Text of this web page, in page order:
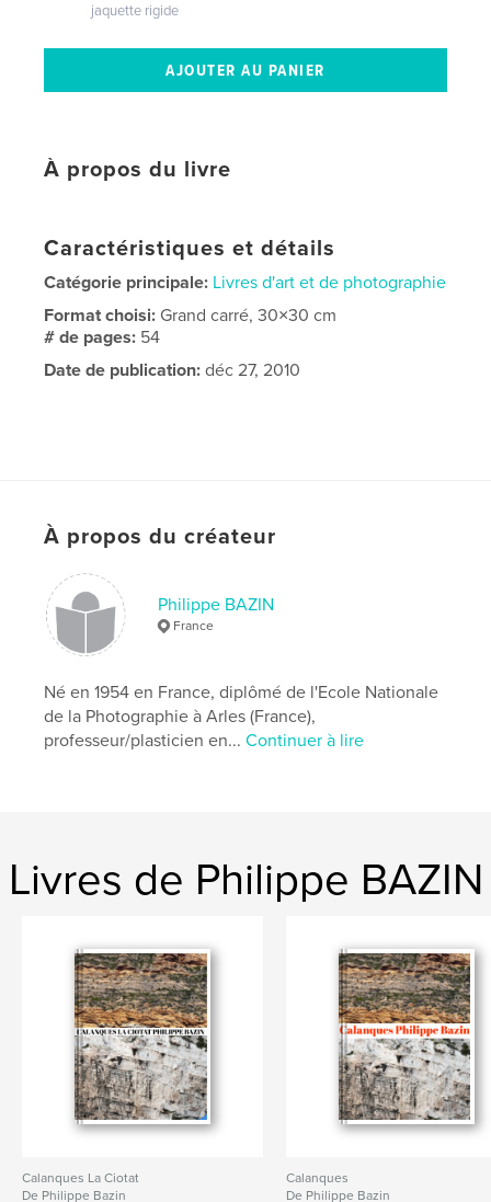
jaquette rigide
À propos du livre
Caractéristiques et détails
Catégorie principale: Livres d'art et de photographie
Format choisi: Grand carré, 30×30 cm
# de pages: 54
Date de publication: déc 27, 2010
À propos du créateur
Philippe BAZIN
France
Né en 1954 en France, diplômé de l'Ecole Nationale
de la Photographie à Arles (France),
professeur/plasticien en...Continuer à lire
Livres de Philippe BAZIN
Calanques La Ciotat
De Philippe Bazin
Calanques
De Philippe Bazin